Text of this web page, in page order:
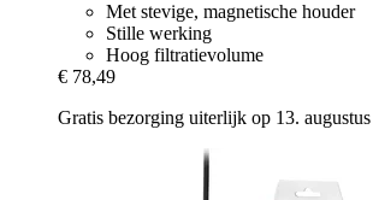
Met stevige, magnetische houder
Stille werking
Hoog filtratievolume
€ 78,49
Gratis bezorging uiterlijk op 13. augustus